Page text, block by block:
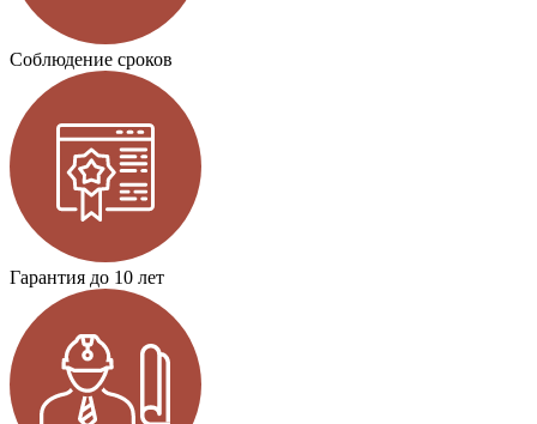
Соблюдение сроков
Гарантия до 10 лет